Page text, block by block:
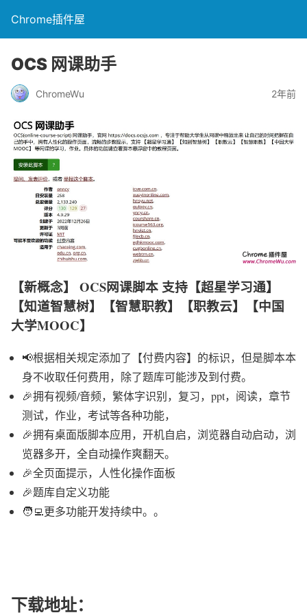
Chrome插件屋
OCS 网课助手
ChromeWu 2年前
【新概念】 OCS网课脚本 支持【超星学习通】
【知道智慧树】【智慧职教】【职教云】【中国
大学MOOC】
📢根据相关规定添加了【付费内容】的标识，但是脚本本
身不收取任何费用，除了题库可能涉及到付费。
🎉拥有视频/音频，繁体字识别，复习，ppt，阅读，章节
测试，作业，考试等各种功能，
🎉拥有桌面版脚本应用，开机自启，浏览器自动启动，浏
览器多开，全自动操作爽翻天。
🎉全页面提示，人性化操作面板
🎉题库自定义功能
🧑‍💻更多功能开发持续中。。
下载地址：